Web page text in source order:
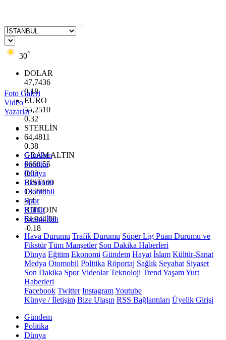
30°
DOLAR
47,7436
0.18
EURO
55,2510
0.32
STERLİN
64,4811
0.38
GRAM ALTIN
6660.55
0.03
BİST100
13.779
-14
BITCOIN
64.944,08
-0.18
Foto Galeri
Video
Yazarlar
Gündem
Politika
Dünya
Ekonomi
Otomobil
Spor
Kültür
Resmi İlan
Hava Durumu Trafik Durumu Süper Lig Puan Durumu ve
Fikstür Tüm Manşetler Son Dakika Haberleri
Dünya Eğitim Ekonomi Gündem Hayat İslam Kültür-Sanat
Medya Otomobil Politika Röportaj Sağlık Seyahat Siyaset
Son Dakika Spor Videolar Teknoloji Trend YaşamYurt
Haberleri
Facebook Twitter InstagramYoutube
Künye / İletişim Bize Ulaşın RSS Bağlantıları Üyelik Girişi
Gündem
Politika
Dünya